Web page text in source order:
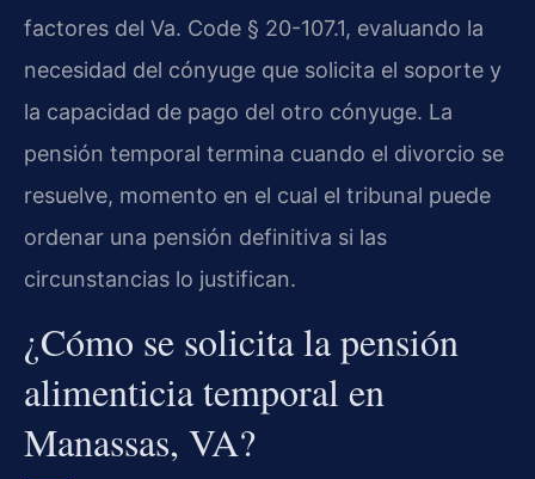
factores del Va. Code § 20-107.1, evaluando la
necesidad del cónyuge que solicita el soporte y
la capacidad de pago del otro cónyuge. La
pensión temporal termina cuando el divorcio se
resuelve, momento en el cual el tribunal puede
ordenar una pensión definitiva si las
circunstancias lo justifican.
¿Cómo se solicita la pensión
alimenticia temporal en
Manassas, VA?